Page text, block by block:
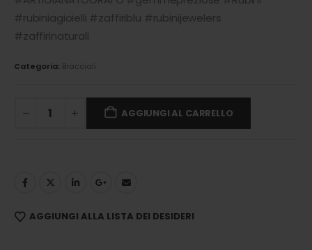
#rubiniagioielli #zaffiriblu #rubinijewelers
#zaffirinaturali
Categoria: Bracciali
AGGIUNGI AL CARRELLO
AGGIUNGI ALLA LISTA DEI DESIDERI